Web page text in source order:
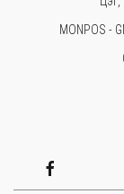
MONPOS -